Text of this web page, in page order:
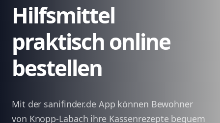
Hilfsmittel
praktisch online
bestellen
Mit der sanifinder.de App können Bewohner
von Knopp-Labach ihre Kassenrezepte bequem